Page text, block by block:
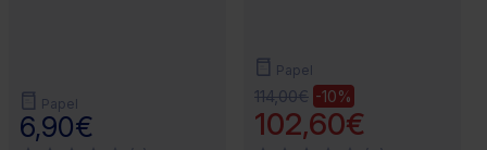
Papel
6,90€
Papel
114,00€ -10%
102,60€